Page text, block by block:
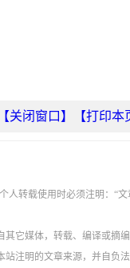
【打印本
【关闭窗口】
转载使用时必须注明：“文
其它媒体，转载、编译或摘
注明的文章来源，并自负法